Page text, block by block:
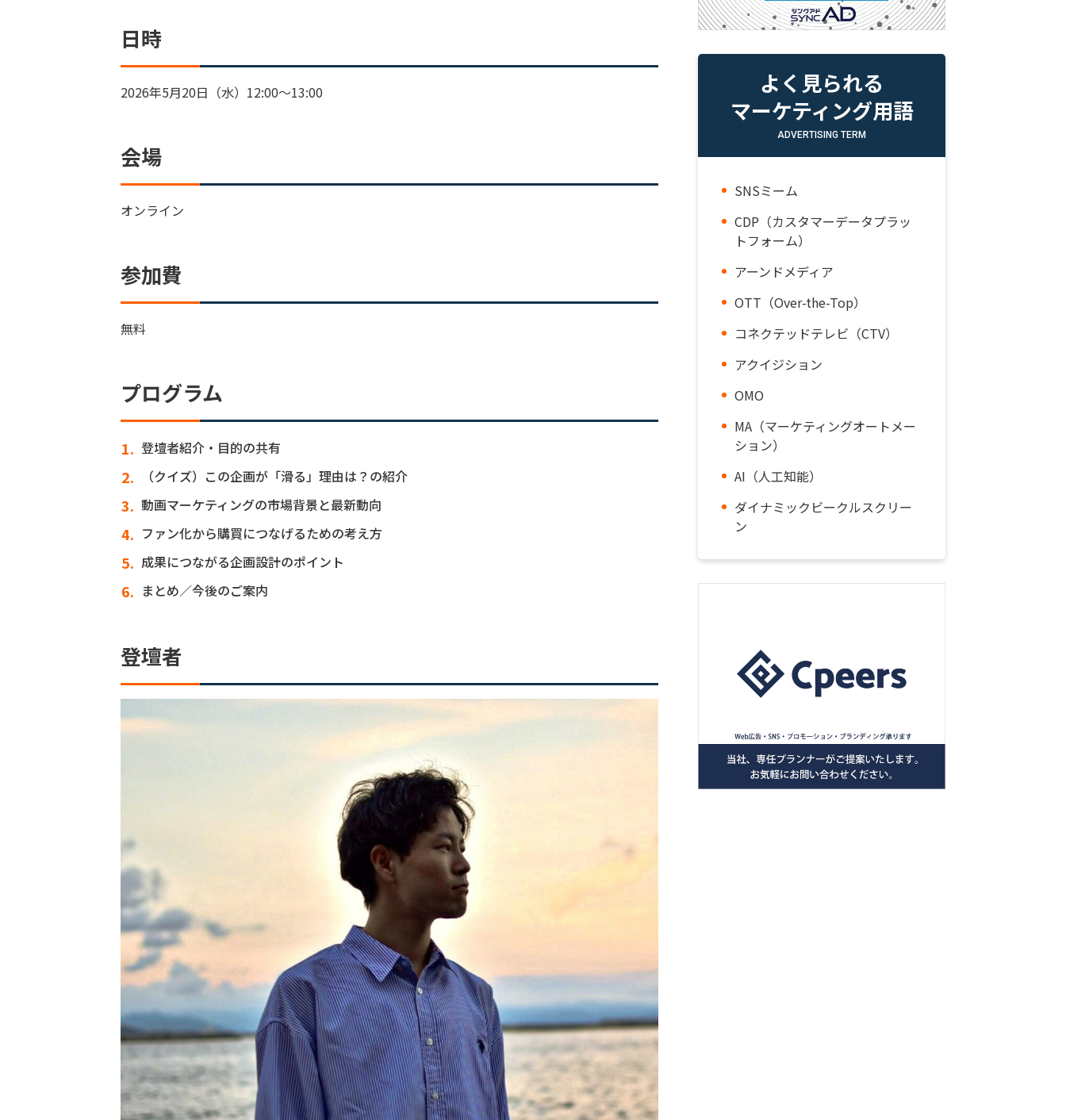
日時
2026年5月20日（水）12:00～13:00
会場
オンライン
参加費
無料
プログラム
登壇者紹介・目的の共有
（クイズ）この企画が「滑る」理由は？の紹介
動画マーケティングの市場背景と最新動向
ファン化から購買につなげるための考え方
成果につながる企画設計のポイント
まとめ／今後のご案内
登壇者
よく見られる
マーケティング用語
ADVERTISING TERM
SNSミーム
CDP（カスタマーデータプラッ
トフォーム）
アーンドメディア
OTT（Over-the-Top）
コネクテッドテレビ（CTV）
アクイジション
OMO
MA（マーケティングオートメー
ション）
AI（人工知能）
ダイナミックビークルスクリー
ン